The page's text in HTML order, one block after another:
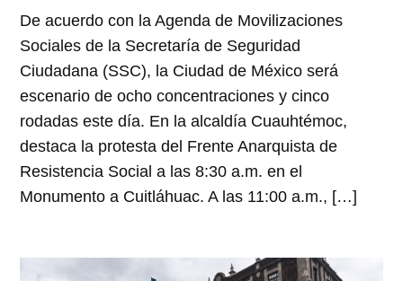
De acuerdo con la Agenda de Movilizaciones
Sociales de la Secretaría de Seguridad
Ciudadana (SSC), la Ciudad de México será
escenario de ocho concentraciones y cinco
rodadas este día. En la alcaldía Cuauhtémoc,
destaca la protesta del Frente Anarquista de
Resistencia Social a las 8:30 a.m. en el
Monumento a Cuitláhuac. A las 11:00 a.m., […]